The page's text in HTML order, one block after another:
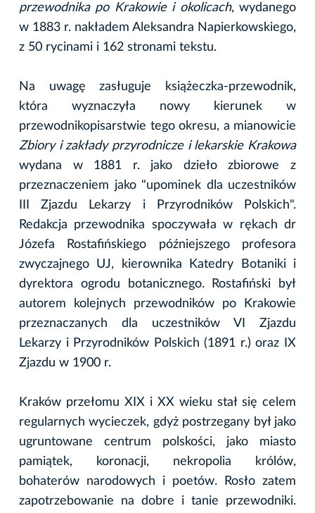
przewodnika po Krakowie i okolicach, wydanego
w 1883 r. nakładem Aleksandra Napierkowskiego,
z 50 rycinami i 162 stronami tekstu.
Na uwagę zasługuje książeczka-przewodnik,
która wyznaczyła nowy kierunek w
przewodnikopisarstwie tego okresu, a mianowicie
Zbiory i zakłady przyrodnicze i lekarskie Krakowa
wydana w 1881 r. jako dzieło zbiorowe z
przeznaczeniem jako "upominek dla uczestników
III Zjazdu Lekarzy i Przyrodników Polskich".
Redakcja przewodnika spoczywała w rękach dr
Józefa Rostafińskiego późniejszego profesora
zwyczajnego UJ, kierownika Katedry Botaniki i
dyrektora ogrodu botanicznego. Rostafiński był
autorem kolejnych przewodników po Krakowie
przeznaczanych dla uczestników VI Zjazdu
Lekarzy i Przyrodników Polskich (1891 r.) oraz IX
Zjazdu w 1900 r.
Kraków przełomu XIX i XX wieku stał się celem
regularnych wycieczek, gdyż postrzegany był jako
ugruntowane centrum polskości, jako miasto
pamiątek, koronacji, nekropolia królów,
bohaterów narodowych i poetów. Rosło zatem
zapotrzebowanie na dobre i tanie przewodniki.